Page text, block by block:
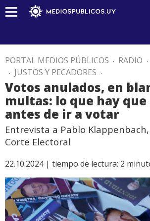
PORTAL MEDIOS PÚBLICOS . RADIO .
. JUSTOS Y PECADORES .
Votos anulados, en
multas: lo que hay que
antes de ir a votar
Entrevista a Pablo
Corte Electoral
22.10.2024 | tiempo de lectura: 2